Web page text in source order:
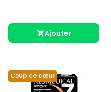
Ajouter
Coup de cœur